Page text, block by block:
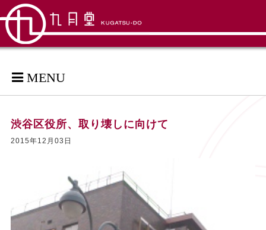
MENU
渋谷区役所、取り壊しに向けて
2015年12月03日